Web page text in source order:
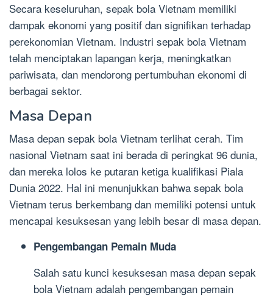
Secara keseluruhan, sepak bola Vietnam memiliki
dampak ekonomi yang positif dan signifikan terhadap
perekonomian Vietnam. Industri sepak bola Vietnam
telah menciptakan lapangan kerja, meningkatkan
pariwisata, dan mendorong pertumbuhan ekonomi di
berbagai sektor.
Masa Depan
Masa depan sepak bola Vietnam terlihat cerah. Tim
nasional Vietnam saat ini berada di peringkat 96 dunia,
dan mereka lolos ke putaran ketiga kualifikasi Piala
Dunia 2022. Hal ini menunjukkan bahwa sepak bola
Vietnam terus berkembang dan memiliki potensi untuk
mencapai kesuksesan yang lebih besar di masa depan.
Pengembangan Pemain Muda
Salah satu kunci kesuksesan masa depan sepak
bola Vietnam adalah pengembangan pemain